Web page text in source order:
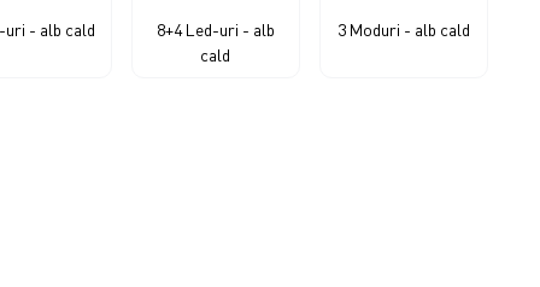
uri - alb cald
8+4 Led-uri - alb
cald
3 Moduri - alb cald